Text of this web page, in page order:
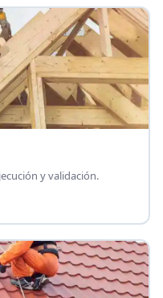
y validación.